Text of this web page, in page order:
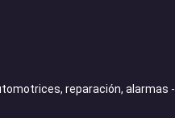
reparación, alarmas -